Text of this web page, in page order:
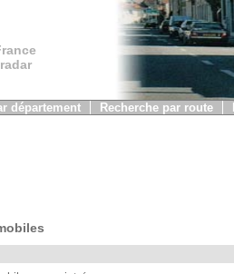
département Recherche par route